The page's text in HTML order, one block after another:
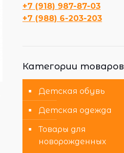
+7 (918) 987-87-03
+7 (988) 6-203-203
Категории товаров
Детская обувь
Детская одежда
Товары для
новорожденных